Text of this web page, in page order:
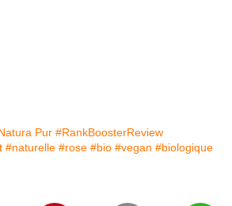
Pur #RankBoosterReview
#naturelle #rose #bio #vegan #biologique